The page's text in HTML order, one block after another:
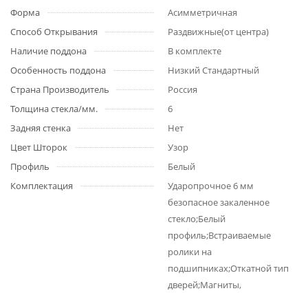
Форма
Асимметричная
Способ Открывания
Раздвижные(от центра)
Наличие поддона
В комплекте
Особенность поддона
Низкий Стандартный
Страна Производитель
Россия
Толщина стекла/мм.
6
Задняя стенка
Нет
Цвет Шторок
Узор
Профиль
Белый
Комплектация
Ударопрочное 6 мм
безопасное закаленное
стекло;Белый
профиль;Встраиваемые
ролики на
подшипниках;Откатной тип
дверей;Магниты,